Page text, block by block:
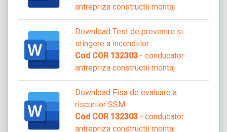
antrepriza constructii montaj
Download Test de prevenire și
stingere a incendiilor
Cod COR 132303 - conducator
antrepriza constructii montaj
Download Fisa de evaluare a
riscurilor SSM
Cod COR 132303 - conducator
antrepriza constructii montaj